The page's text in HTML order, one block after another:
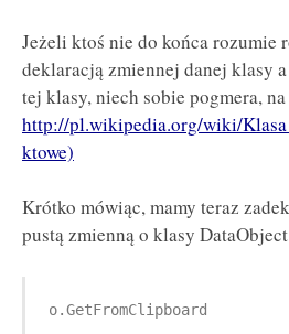
Jeżeli ktoś nie do końca rozumie
deklaracją zmiennej danej klasy
tej klasy, niech sobie pogmera,
http://pl.wikipedia.org/wiki/
ktowe)
Krótko mówiąc, mamy teraz
pustą zmienną o klasy
o.GetFromClipboard